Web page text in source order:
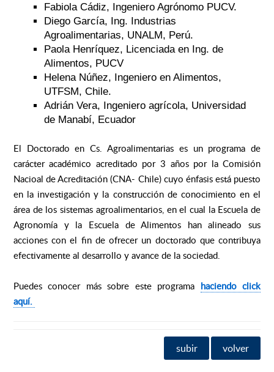
Fabiola Cádiz, Ingeniero Agrónomo PUCV.
Diego García, Ing. Industrias
Agroalimentarias, UNALM, Perú.
Paola Henríquez, Licenciada en Ing. de
Alimentos, PUCV
Helena Núñez, Ingeniero en Alimentos,
UTFSM, Chile.
Adrián Vera, Ingeniero agrícola, Universidad
de Manabí, Ecuador
El Doctorado en Cs. Agroalimentarias es un programa de
carácter académico acreditado por 3 años por la Comisión
Nacioal de Acreditación (CNA- Chile) cuyo énfasis está puesto
en la investigación y la construcción de conocimiento en el
área de los sistemas agroalimentarios, en el cual la Escuela de
Agronomía y la Escuela de Alimentos han alineado sus
acciones con el fin de ofrecer un doctorado que contribuya
efectivamente al desarrollo y avance de la sociedad.
Puedes conocer más sobre este programa haciendo click
aquí.
subir volver